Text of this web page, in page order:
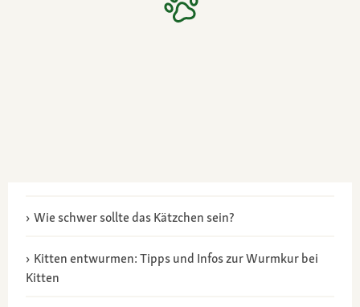
Wie schwer sollte das Kätzchen sein?
Kitten entwurmen: Tipps und Infos zur Wurmkur bei
Kitten